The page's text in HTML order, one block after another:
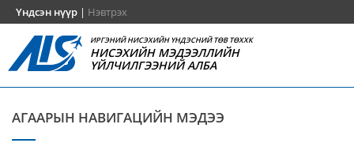
Үндсэн нүүр | Нэвтрэх
ИРГЭНИЙ НИСЭХИЙН ҮНДЭСНИЙ ТӨВ ТӨХХК
НИСЭХИЙН МЭДЭЭЛЛИЙН
ҮЙЛЧИЛГЭЭНИЙ АЛБА
АГААРЫН НАВИГАЦИЙН МЭДЭЭ